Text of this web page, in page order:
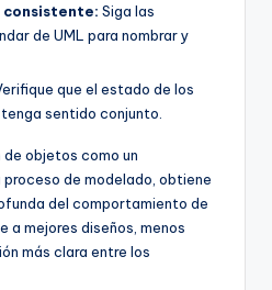
consistente: Siga las
de UML para nombrar y
que el estado de los
sentido conjunto.
objetos como un
de modelado, obtiene
del comportamiento de
a mejores diseños, menos
más clara entre los